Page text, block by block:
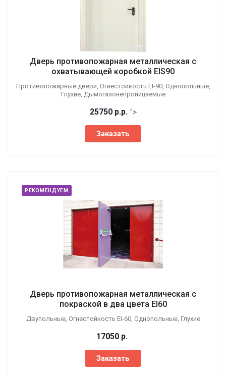
Дверь противопожарная металлическая с
охватывающей коробкой EIS90
Противопожарные двери, Огнестойкость EI-90, Однопольные,
Глухие, Дымогазонепроницаемые
25750 р.р. ">
Заказать
РЕКОМЕНДУЕМ
Дверь противопожарная металлическая с
покраской в два цвета EI60
Двупольные, Огнестойкость EI-60, Однопольные, Глухие
17050 р.
Заказать